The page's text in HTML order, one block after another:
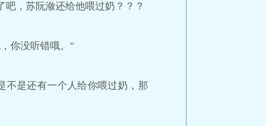
，苏阮潋还给他喂过奶？？？
你没听错哦。”
是还有一个人给你喂过奶，那